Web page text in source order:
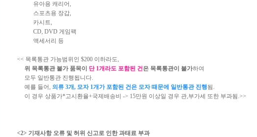
유아용 캐리어,
스포츠용 장갑,
카시트,
CD, DVD 게임팩
액세서리 등
<< 목록통관 가능범위인 $200 이하라도,
위 목록통관 불가 품목이 단 1개라도 포함된 건은 목록통관이 불가하여
모두 일반통관 진행됩니다.
예를 들어, 의류 3개, 모자 1개가 포함된 건은 모자 때문에 일반통관 진행됨.
이 경우 상품가*고시환율+국제배송비 -> 15만원 이상일 경우 관,부가세 또한 부과됨.>>
<2> 기재사항 오류 및 허위 신고로 인한 과태료 부과